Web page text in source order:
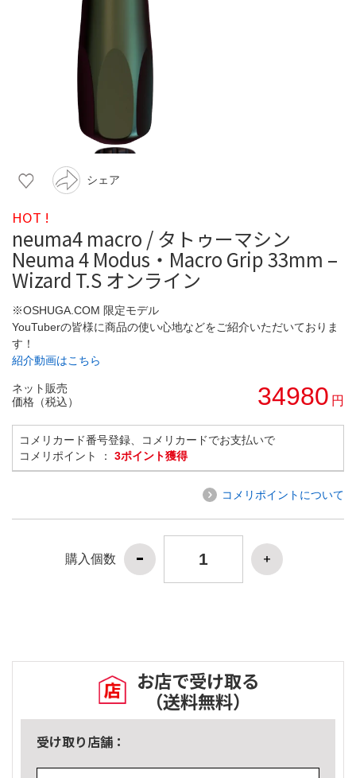
シェア
HOT !
neuma4 macro / タトゥーマシン
Neuma 4 Modus・Macro Grip 33mm –
Wizard T.S オンライン
※OSHUGA.COM 限定モデル
YouTuberの皆様に商品の使い心地などをご紹介いただいておりま
す！
紹介動画はこちら
ネット販売
価格（税込）
34980 円
コメリカード番号登録、コメリカードでお支払いで
コメリポイント ： 3ポイント獲得
コメリポイントについて
購入個数
お店で受け取る
（送料無料）
受け取り店舗：